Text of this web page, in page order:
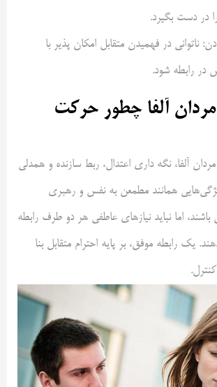
در دست بگیرد.
در فهمیدن متقابل امکان پذیر با
در رابطه شود.
مردان آلفا چطور حرکت
آلفا، نگه داری اعتدال، ربط سازنده و همدلی
همانند مطمعن به ‌نفس و رهبری
باشند، اما نباید نیازهای عاطفی هر دو طرف رابطه
یک رابطه موفق، بر پایه احترام متقابل بنا